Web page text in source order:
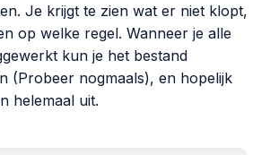
Je krijgt te zien wat er niet klopt,
op welke regel. Wanneer je alle
kun je het bestand
(Probeer nogmaals), en hopelijk
helemaal uit.